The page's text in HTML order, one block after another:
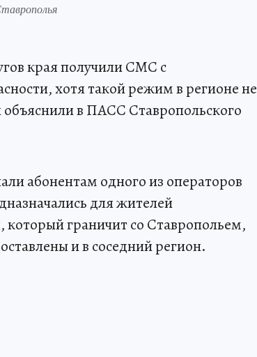
края получили СМС с
хотя такой режим в регионе не
в ПАСС Ставропольского
абонентам одного из операторов
для жителей
граничит со Ставропольем,
и в соседний регион.